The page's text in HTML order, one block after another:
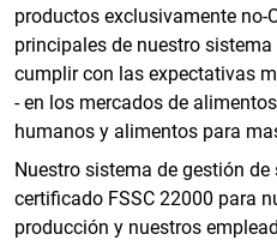
productos exclusivamente no-
principales de nuestro
cumplir con las expectativas
- en los mercados de
humanos y alimentos para
Nuestro sistema de gestión
certificado FSSC 22000 para
producción y nuestros